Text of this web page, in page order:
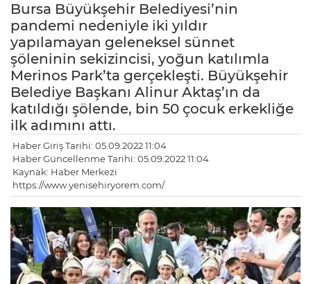
Bursa Büyükşehir Belediyesi’nin
pandemi nedeniyle iki yıldır
yapılamayan geleneksel sünnet
şöleninin sekizincisi, yoğun katılımla
Merinos Park’ta gerçekleşti. Büyükşehir
Belediye Başkanı Alinur Aktaş’ın da
katıldığı şölende, bin 50 çocuk erkekliğe
ilk adımını attı.
Haber Giriş Tarihi: 05.09.2022 11:04
Haber Güncellenme Tarihi: 05.09.2022 11:04
Kaynak: Haber Merkezi
https://www.yenisehiryorem.com/